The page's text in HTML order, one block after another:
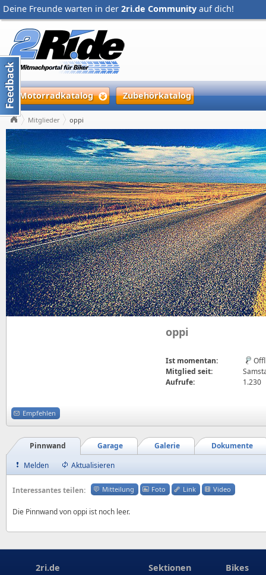
Deine Freunde warten in der 2ri.de Community auf dich!
Motorradkatalog Zubehörkatalog
Mitglieder oppi
oppi
Ist momentan:
Mitglied seit:
Aufrufe:
1.230
Empfehlen
Dokumente
Galerie
Garage
Pinnwand
Melden
Aktualisieren
Interessantes teilen: Mitteilung Foto Link Video
Die Pinnwand von oppi ist noch leer.
2ri.de Sektionen Bikes